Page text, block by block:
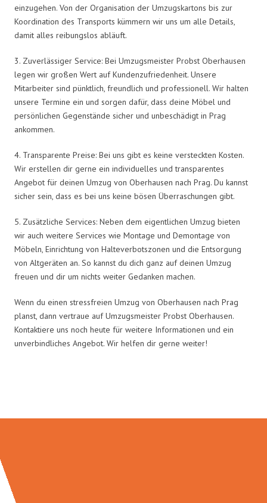
einzugehen. Von der Organisation der Umzugskartons bis zur
Koordination des Transports kümmern wir uns um alle Details,
damit alles reibungslos abläuft.
3. Zuverlässiger Service: Bei Umzugsmeister Probst Oberhausen
legen wir großen Wert auf Kundenzufriedenheit. Unsere
Mitarbeiter sind pünktlich, freundlich und professionell. Wir halten
unsere Termine ein und sorgen dafür, dass deine Möbel und
persönlichen Gegenstände sicher und unbeschädigt in Prag
ankommen.
4. Transparente Preise: Bei uns gibt es keine versteckten Kosten.
Wir erstellen dir gerne ein individuelles und transparentes
Angebot für deinen Umzug von Oberhausen nach Prag. Du kannst
sicher sein, dass es bei uns keine bösen Überraschungen gibt.
5. Zusätzliche Services: Neben dem eigentlichen Umzug bieten
wir auch weitere Services wie Montage und Demontage von
Möbeln, Einrichtung von Halteverbotszonen und die Entsorgung
von Altgeräten an. So kannst du dich ganz auf deinen Umzug
freuen und dir um nichts weiter Gedanken machen.
Wenn du einen stressfreien Umzug von Oberhausen nach Prag
planst, dann vertraue auf Umzugsmeister Probst Oberhausen.
Kontaktiere uns noch heute für weitere Informationen und ein
unverbindliches Angebot. Wir helfen dir gerne weiter!